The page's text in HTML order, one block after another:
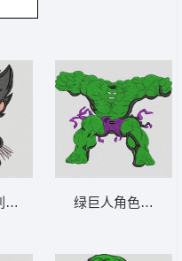
式图案 X战警 - 可爱利爪英雄-D
绿巨人角色展示